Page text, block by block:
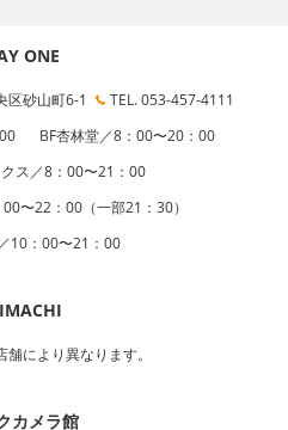
ONE
区砂山町6-1
TEL. 053-457-4111
BF杏林堂／8：00〜20：00
ス／8：00〜21：00
〜22：00（一部21：30）
10：00〜21：00
舗により異なります。
カメラ館